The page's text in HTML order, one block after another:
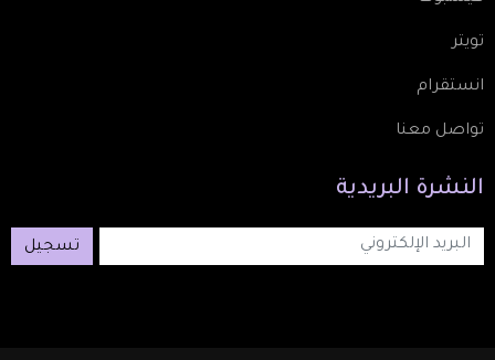
تويتر
انستقرام
تواصل معنا
النشرة البريدية
تسجيل